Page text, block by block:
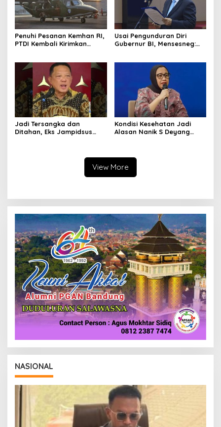
Penuhi Pesanan Kemhan RI,
PTDI Kembali Kirimkan
Usai Pengunduran Diri
Gubernur BI, Mensesneg:
Jadi Tersangka dan
Ditahan, Eks Jampidsus
Kondisi Kesehatan Jadi
Alasan Nanik S Deyang
View More
NASIONAL